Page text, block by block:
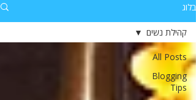
בלוג
All Posts
Blogging
Tips
קהילת נשים